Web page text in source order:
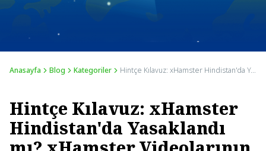
Anasayfa Blog Kategoriler Hintçe Kılavuz: xHamster Hindistan'da Yasaklandı mı? xHamster Videolarının Engellemesini Özel Olarak Kaldırın
Hintçe Kılavuz: xHamster
Hindistan'da Yasaklandı